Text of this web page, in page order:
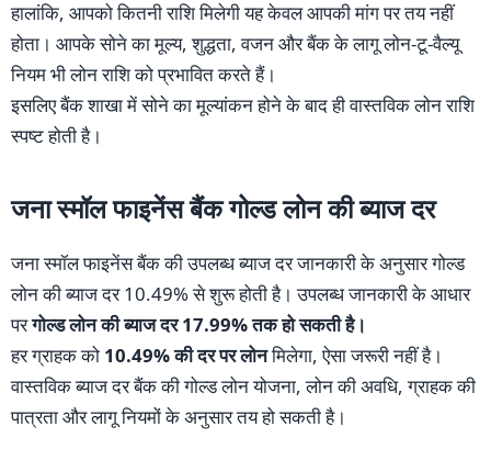
हालांकि, आपको कितनी राशि मिलेगी यह केवल आपकी मांग पर तय नहीं
होता। आपके सोने का मूल्य, शुद्धता, वजन और बैंक के लागू लोन-टू-वैल्यू
नियम भी लोन राशि को प्रभावित करते हैं।
इसलिए बैंक शाखा में सोने का मूल्यांकन होने के बाद ही वास्तविक लोन राशि
स्पष्ट होती है।
जना स्मॉल फाइनेंस बैंक गोल्ड लोन की ब्याज दर
जना स्मॉल फाइनेंस बैंक की उपलब्ध ब्याज दर जानकारी के अनुसार गोल्ड
लोन की ब्याज दर 10.49% से शुरू होती है। उपलब्ध जानकारी के आधार
परगोल्ड लोन की ब्याज दर 17.99% तक हो सकती है।
हर ग्राहक को 10.49% की दर पर लोनमिलेगा, ऐसा जरूरी नहीं है।
वास्तविक ब्याज दर बैंक की गोल्ड लोन योजना, लोन की अवधि, ग्राहक की
पात्रता और लागू नियमों के अनुसार तय हो सकती है।